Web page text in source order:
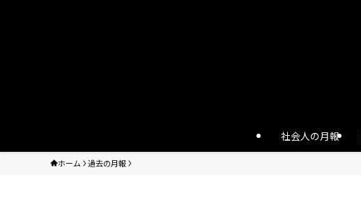
社会人の月報
ホーム 過去の月報